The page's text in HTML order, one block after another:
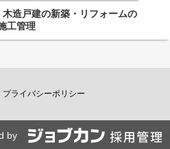
木造戸建の新築・リフォームの
工管理
プライバシーポリシー
by